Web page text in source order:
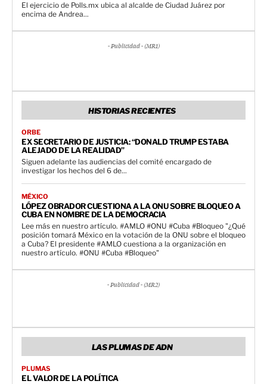
El ejercicio de Polls.mx ubica al alcalde de Ciudad Juárez por
encima de Andrea...
- Publicidad - (MR1)
HISTORIAS RECIENTES
ORBE
EX SECRETARIO DE JUSTICIA: “DONALD TRUMP ESTABA
ALEJADO DE LA REALIDAD”
Siguen adelante las audiencias del comité encargado de
investigar los hechos del 6 de...
MÉXICO
LÓPEZ OBRADOR CUESTIONA A LA ONU SOBRE BLOQUEO A
CUBA EN NOMBRE DE LA DEMOCRACIA
Lee más en nuestro artículo. #AMLO #ONU #Cuba #Bloqueo "¿Qué
posición tomará México en la votación de la ONU sobre el bloqueo
a Cuba? El presidente #AMLO cuestiona a la organización en
nuestro artículo. #ONU #Cuba #Bloqueo"
- Publicidad - (MR2)
LAS PLUMAS DE ADN
PLUMAS
EL VALOR DE LA POLÍTICA